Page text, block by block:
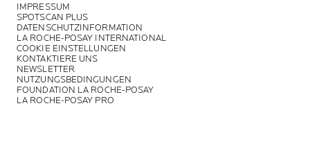
IMPRESSUM
SPOTSCAN PLUS
DATENSCHUTZINFORMATION
LA ROCHE-POSAY INTERNATIONAL
COOKIE EINSTELLUNGEN
KONTAKTIERE UNS
NEWSLETTER
NUTZUNGSBEDINGUNGEN
FOUNDATION LA ROCHE-POSAY
LA ROCHE-POSAY PRO